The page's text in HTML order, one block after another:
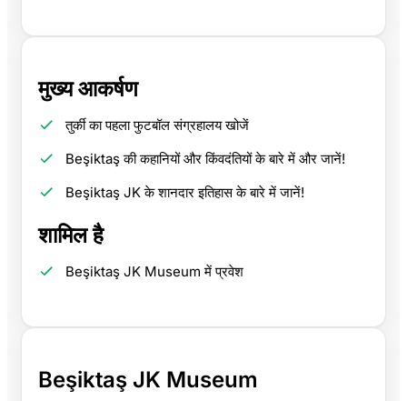
मुख्य आकर्षण
तुर्की का पहला फुटबॉल संग्रहालय खोजें
Beşiktaş की कहानियों और किंवदंतियों के बारे में और जानें!
Beşiktaş JK के शानदार इतिहास के बारे में जानें!
शामिल है
Beşiktaş JK Museum में प्रवेश
Beşiktaş JK Museum